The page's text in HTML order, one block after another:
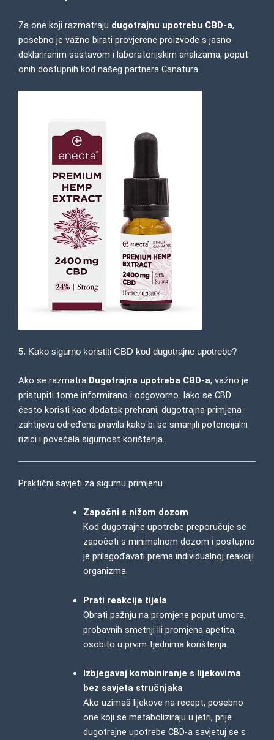
Za one koji razmatraju dugotrajnu upotrebu CBD-a,
posebno je važno birati provjerene proizvode s jasno
deklariranim sastavom i laboratorijskim analizama, poput
onih dostupnih kod našeg partnera Canatura.
5. Kako sigurno koristiti CBD kod dugotrajne upotrebe?
Ako se razmatra Dugotrajna upotreba CBD-a, važno je
pristupiti tome informirano i odgovorno. Iako se CBD
često koristi kao dodatak prehrani, dugotrajna primjena
zahtijeva određena pravila kako bi se smanjili potencijalni
rizici i povećala sigurnost korištenja.
Praktični savjeti za sigurnu primjenu
Započni s nižom dozom
Kod dugotrajne upotrebe preporučuje se
započeti s minimalnom dozom i postupno
je prilagođavati prema individualnoj reakciji
organizma.
Prati reakcije tijela
Obrati pažnju na promjene poput umora,
probavnih smetnji ili promjena apetita,
osobito u prvim tjednima korištenja.
Izbjegavaj kombiniranje s lijekovima
bez savjeta stručnjaka
Ako uzimaš lijekove na recept, posebno
one koji se metaboliziraju u jetri, prije
dugotrajne upotrebe CBD-a savjetuj se s